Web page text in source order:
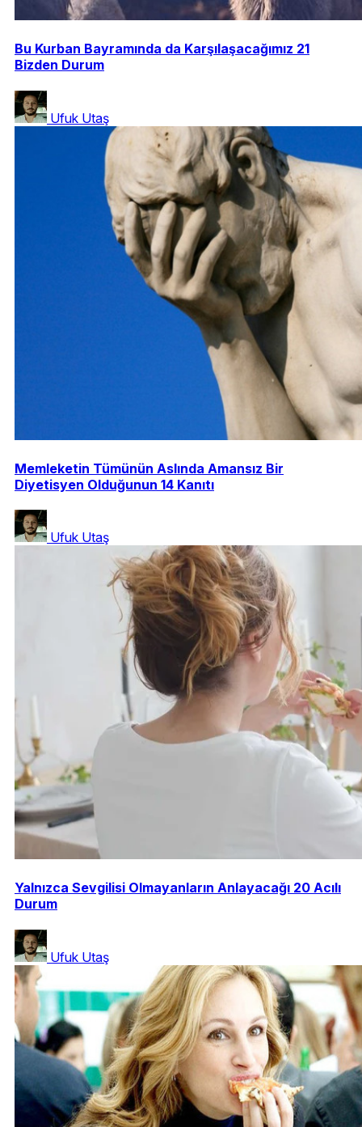
Bu Kurban Bayramında da Karşılaşacağımız 21
Bizden Durum
Ufuk Utaş
Memleketin Tümünün Aslında Amansız Bir
Diyetisyen Olduğunun 14 Kanıtı
Ufuk Utaş
Yalnızca Sevgilisi Olmayanların Anlayacağı 20 Acılı
Durum
Ufuk Utaş